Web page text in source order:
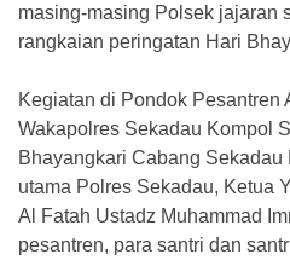
masing-masing Polsek jajaran
rangkaian peringatan Hari
Kegiatan di Pondok Pesantren
Wakapolres Sekadau Kompol
Bhayangkari Cabang Sekadau
utama Polres Sekadau, Ketua
Al Fatah Ustadz Muhammad
pesantren, para santri dan